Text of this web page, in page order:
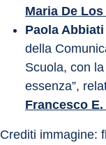
Maria De
Paola Abbiati
della
Scuola, con
essenza”,
Francesco
Crediti immagine: